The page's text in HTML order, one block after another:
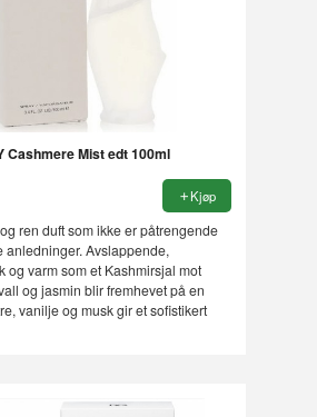
Cashmere Mist edt 100ml
Kjøp
ren duft som ikke er påtrengende
anledninger. Avslappende,
og varm som et Kashmirsjal mot
og jasmin blir fremhevet på en
vanilje og musk gir et sofistikert